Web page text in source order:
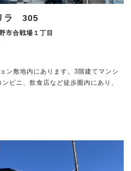
ラ 305
市合戦場１丁目
ン敷地内にあります。3階建てマンシ
ビニ、飲食店など徒歩圏内にあり、